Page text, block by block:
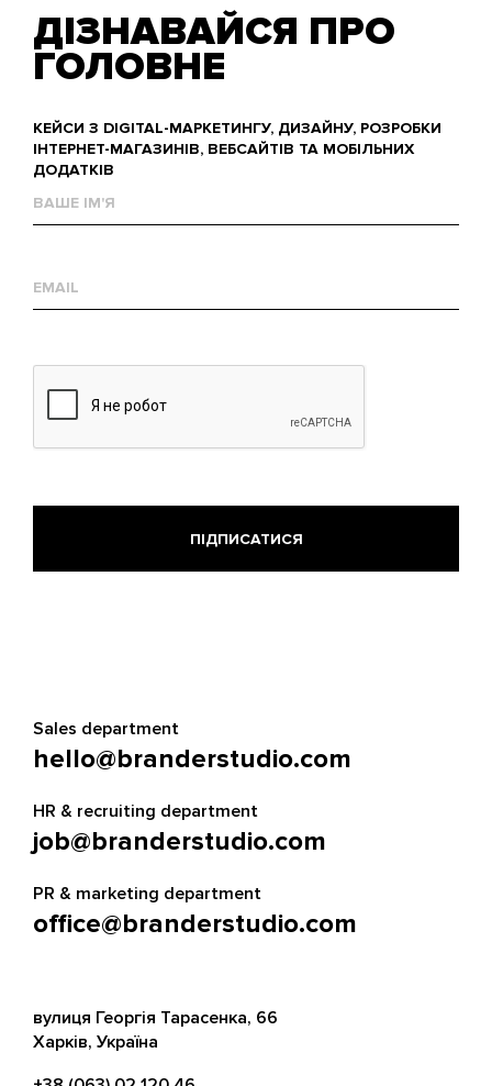
ДІЗНАВАЙСЯ ПРО
ГОЛОВНЕ
КЕЙСИ З DIGITAL-МАРКЕТИНГУ, ДИЗАЙНУ, РОЗРОБКИ
ІНТЕРНЕТ-МАГАЗИНІВ, ВЕБСАЙТІВ ТА МОБІЛЬНИХ
ДОДАТКІВ
им'я
mail
Sales department
hello@branderstudio.com
HR & recruiting department
job@branderstudio.com
PR & marketing department
office@branderstudio.com
вулиця Георгія Тарасенка, 66
Харків, Україна